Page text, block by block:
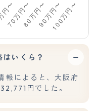
いくら？
報によると、大阪府
円でした。